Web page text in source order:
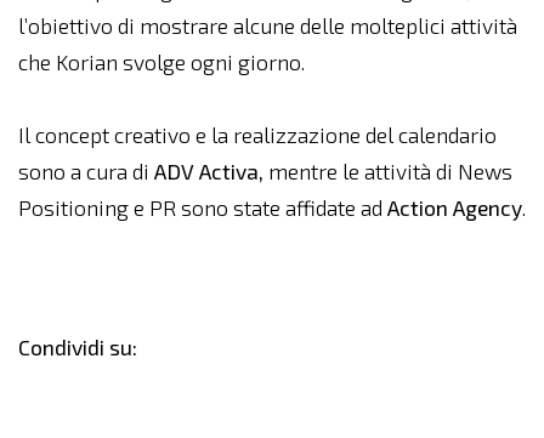
l’obiettivo di mostrare alcune delle molteplici attività
che Korian svolge ogni giorno.
Il concept creativo e la realizzazione del calendario
sono a cura di ADV Activa, mentre le attività di News
Positioning e PR sono state affidate ad Action Agency.
Condividi su: